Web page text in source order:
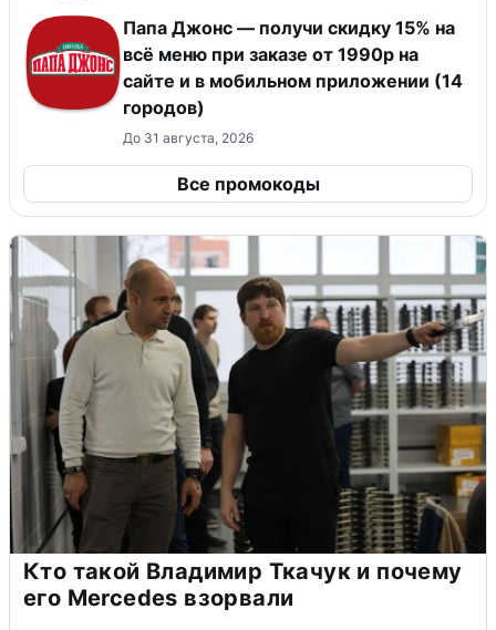
Папа Джонс — получи скидку 15% на
всё меню при заказе от 1990р на
сайте и в мобильном приложении (14
городов)
До 31 августа, 2026
Все промокоды
Кто такой Владимир Ткачук и почему
его Mercedes взорвали